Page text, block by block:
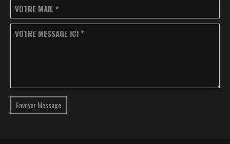
VOTRE MAIL *
VOTRE MESSAGE ICI *
Envoyer Message